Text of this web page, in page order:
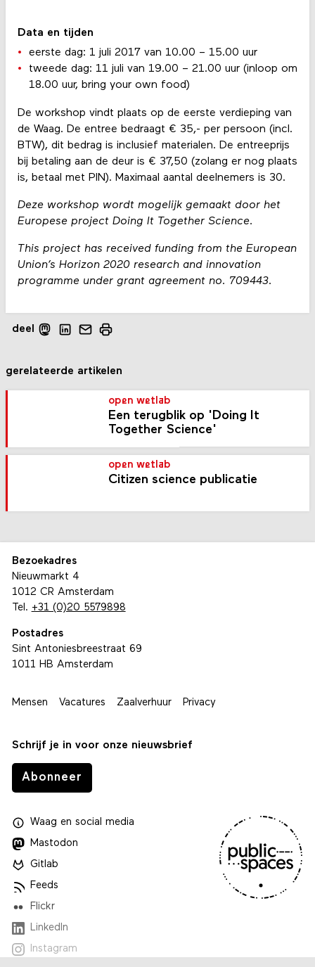
Data en tijden
eerste dag: 1 juli 2017 van 10.00 – 15.00 uur
tweede dag: 11 juli van 19.00 – 21.00 uur (inloop om
18.00 uur, bring your own food)
De workshop vindt plaats op de eerste verdieping van
de Waag. De entree bedraagt € 35,- per persoon (incl.
BTW), dit bedrag is inclusief materialen. De entreeprijs
bij betaling aan de deur is € 37,50 (zolang er nog plaats
is, betaal met PIN). Maximaal aantal deelnemers is 30.
Deze workshop wordt mogelijk gemaakt door het
Europese project Doing It Together Science.
This project has received funding from the European
Union’s Horizon 2020 research and innovation
programme under grant agreement no. 709443.
deel
gerelateerde artikelen
open wetlab
Een terugblik op 'Doing It
Together Science'
open wetlab
Citizen science publicatie
Bezoekadres
Nieuwmarkt 4
1012 CR Amsterdam
Tel. +31 (0)20 5579898
Postadres
Sint Antoniesbreestraat 69
1011 HB Amsterdam
Mensen Vacatures Zaalverhuur Privacy
Schrijf je in voor onze nieuwsbrief
Abonneer
Waagen social media
Mastodon
Gitlab
Feeds
Flickr
LinkedIn
Instagram